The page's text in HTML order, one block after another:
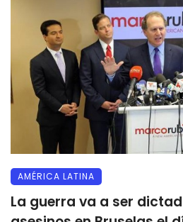
AMÉRICA LATINA
La guerra va a ser